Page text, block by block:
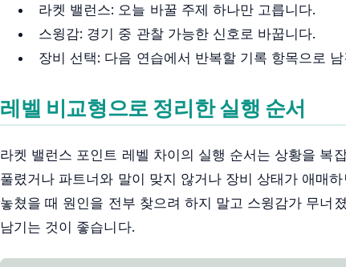
라켓 밸런스: 오늘 바꿀 주제 하나만 고릅니다.
스윙감: 경기 중 관찰 가능한 신호로 바꿉니다.
장비 선택: 다음 연습에서 반복할 기록 항목으로
레벨 비교형으로 정리한 실행 순서
라켓 밸런스 포인트 레벨 차이의 실행 순서는 상황을 복
풀렸거나 파트너와 말이 맞지 않거나 장비 상태가 애매
놓쳤을 때 원인을 전부 찾으려 하지 말고 스윙감가 무너
남기는 것이 좋습니다.